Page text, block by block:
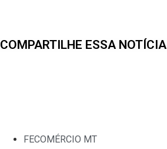
COMPARTILHE ESSA NOTÍCIA
FECOMÉRCIO MT